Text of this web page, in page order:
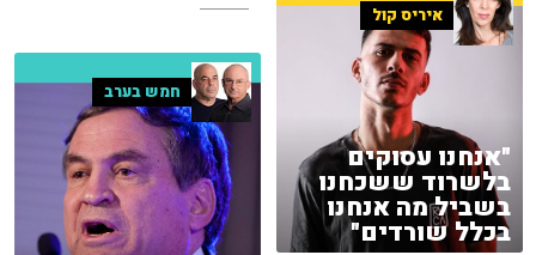
איריס קול
"אנחנו עסוקים
בלשרוד ששכחנו
בשביל מה אנחנו
בכלל שורדים"
חמש בערב